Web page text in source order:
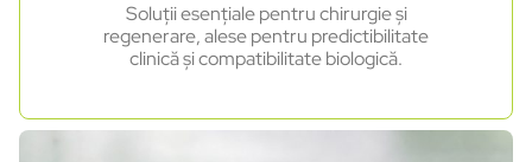
Soluții esențiale pentru chirurgie și
regenerare, alese pentru predictibilitate
clinică și compatibilitate biologică.